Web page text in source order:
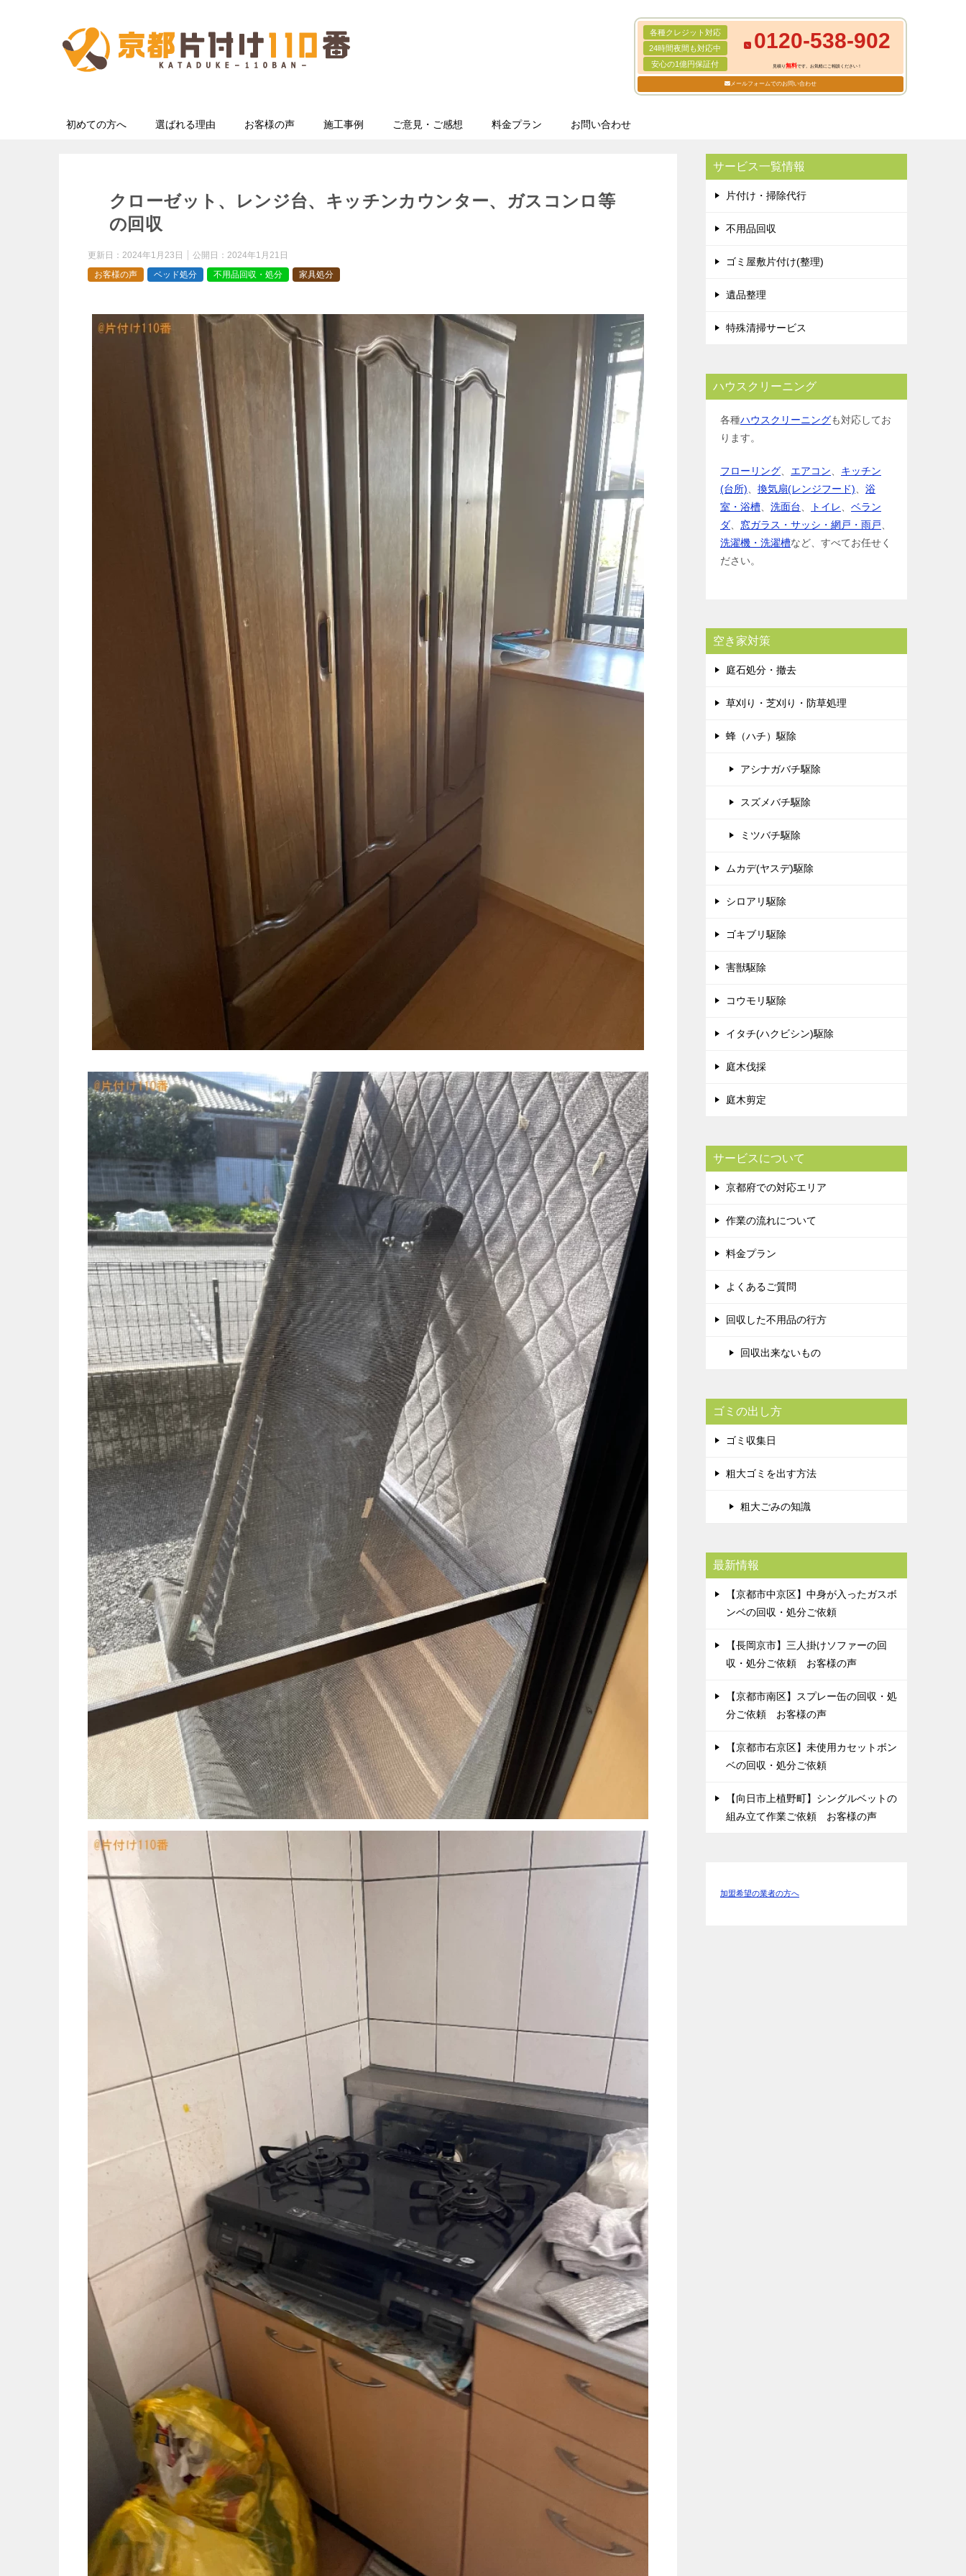
各種クレジット対応
24時間夜間も対応中
安心の1億円保証付
0120-538-902
見積り無料です。お気軽にご相談ください！
メールフォームでのお問い合わせ
初めての方へ 選ばれる理由 お客様の声 施工事例 ご意見・ご感想 料金プラン お問い合わせ
クローゼット、レンジ台、キッチンカウンター、ガスコンロ等
の回収
更新日： 2024年1月23日 公開日： 2024年1月21日
お客様の声
ベッド処分 不用品回収・処分 家具処分
サービス一覧情報
片付け・掃除代行
不用品回収
ゴミ屋敷片付け(整理)
遺品整理
特殊清掃サービス
ハウスクリーニング
各種ハウスクリーニングも対応してお
ります。
フローリング エアコン
キッチン
(台所)
換気扇(レンジフード)
浴
室・浴槽
洗面台 トイレ
ベラン
ダ
窓ガラス・サッシ・網戸・雨戸
洗濯機・洗濯槽など、すべてお任せく
ださい。
空き家対策
庭石処分・撤去
草刈り・芝刈り・防草処理
蜂（ハチ）駆除
アシナガバチ駆除
スズメバチ駆除
ミツバチ駆除
ムカデ(ヤスデ)駆除
シロアリ駆除
ゴキブリ駆除
害獣駆除
コウモリ駆除
イタチ(ハクビシン)駆除
庭木伐採
庭木剪定
サービスについて
京都府での対応エリア
作業の流れについて
料金プラン
よくあるご質問
回収した不用品の行方
回収出来ないもの
ゴミの出し方
ゴミ収集日
粗大ゴミを出す方法
粗大ごみの知識
最新情報
【京都市中京区】中身が入ったガスボ
ンベの回収・処分ご依頼
【長岡京市】三人掛けソファーの回
収・処分ご依頼 お客様の声
【京都市南区】スプレー缶の回収・処
分ご依頼 お客様の声
【京都市右京区】未使用カセットボン
ベの回収・処分ご依頼
【向日市上植野町】シングルベットの
組み立て作業ご依頼 お客様の声
加盟希望の業者の方へ